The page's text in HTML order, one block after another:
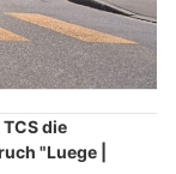
die
"Luege |